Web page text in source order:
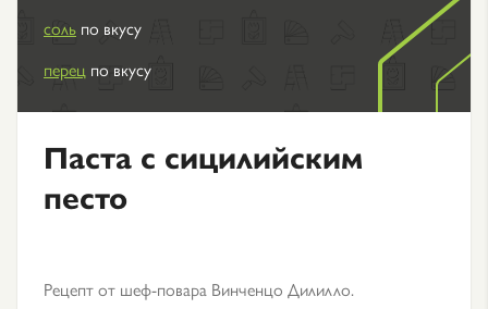
соль по вкусу
перец по вкусу
Паста с сицилийским
песто
Рецепт от шеф-повара Винченцо Дилилло.